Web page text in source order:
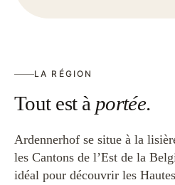
LA RÉGION
Tout est à portée.
Ardennerhof se situe à la
les Cantons de l’Est de la
idéal pour découvrir les